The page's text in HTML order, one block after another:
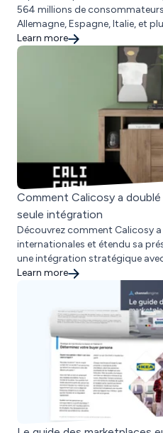
564 millions de
Allemagne, Espagne, Italie, et
Learn more
Comment Calicosy a
seule intégration
Découvrez comment Calicosy
internationales et étendu sa
une intégration stratégique
Learn more